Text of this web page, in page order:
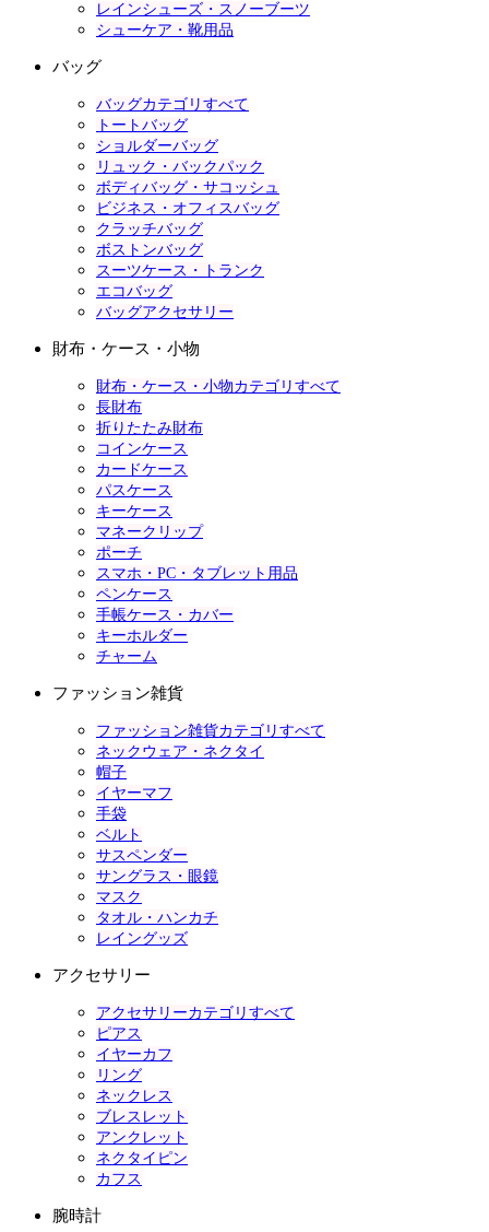
レインシューズ・スノーブーツ
シューケア・靴用品
バッグ
バッグカテゴリすべて
トートバッグ
ショルダーバッグ
リュック・バックパック
ボディバッグ・サコッシュ
ビジネス・オフィスバッグ
クラッチバッグ
ボストンバッグ
スーツケース・トランク
エコバッグ
バッグアクセサリー
財布・ケース・小物
財布・ケース・小物カテゴリすべて
長財布
折りたたみ財布
コインケース
カードケース
パスケース
キーケース
マネークリップ
ポーチ
スマホ・PC・タブレット用品
ペンケース
手帳ケース・カバー
キーホルダー
チャーム
ファッション雑貨
ファッション雑貨カテゴリすべて
ネックウェア・ネクタイ
帽子
イヤーマフ
手袋
ベルト
サスペンダー
サングラス・眼鏡
マスク
タオル・ハンカチ
レイングッズ
アクセサリー
アクセサリーカテゴリすべて
ピアス
イヤーカフ
リング
ネックレス
ブレスレット
アンクレット
ネクタイピン
カフス
腕時計